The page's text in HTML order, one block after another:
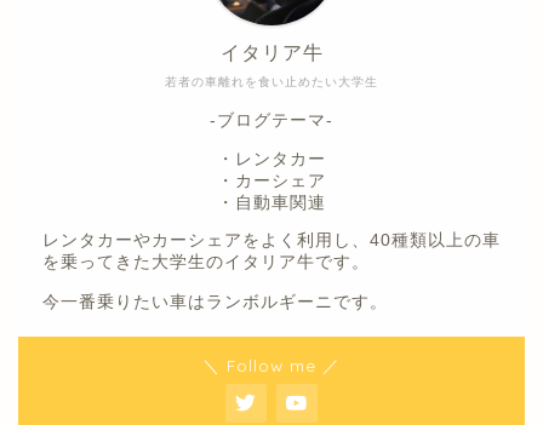
若者の車離れを食い止めたい大学生
イタリア牛
-ブログテーマ-
・レンタカー
・カーシェア
・自動車関連
レンタカーやカーシェアをよく利用し、40種類以上の車
を乗ってきた大学生のイタリア牛です。
今一番乗りたい車はランボルギーニです。
＼ Follow me ／